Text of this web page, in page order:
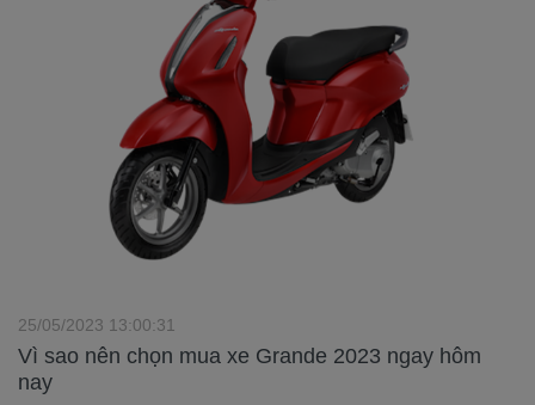
Vì sao nên chọn mua xe Grande 2023 ngay hôm
nay
25/05/2023 13:00:31